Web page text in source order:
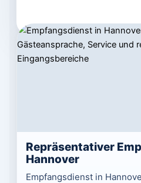
Repräsentativer
Hannover
Empfangsdienst in